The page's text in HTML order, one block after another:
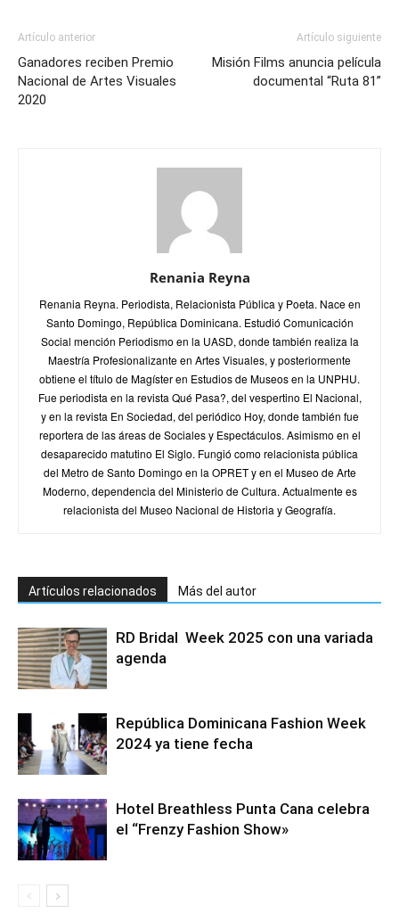
Artículo anterior
Ganadores reciben Premio
Nacional de Artes Visuales
2020
Artículo siguiente
Misión Films anuncia película
documental “Ruta 81”
Renania Reyna
Renania Reyna. Periodista, Relacionista Pública y Poeta. Nace en
Santo Domingo, República Dominicana. Estudió Comunicación
Social mención Periodismo en la UASD, donde también realiza la
Maestría Profesionalizante en Artes Visuales, y posteriormente
obtiene el título de Magíster en Estudios de Museos en la UNPHU.
Fue periodista en la revista Qué Pasa?, del vespertino El Nacional,
y en la revista En Sociedad, del periódico Hoy, donde también fue
reportera de las áreas de Sociales y Espectáculos. Asimismo en el
desaparecido matutino El Siglo. Fungió como relacionista pública
del Metro de Santo Domingo en la OPRET y en el Museo de Arte
Moderno, dependencia del Ministerio de Cultura. Actualmente es
relacionista del Museo Nacional de Historia y Geografía.
Artículos relacionados Más del autor
RD Bridal Week 2025 con una variada
agenda
República Dominicana Fashion Week
2024 ya tiene fecha
Hotel Breathless Punta Cana celebra
el “Frenzy Fashion Show»